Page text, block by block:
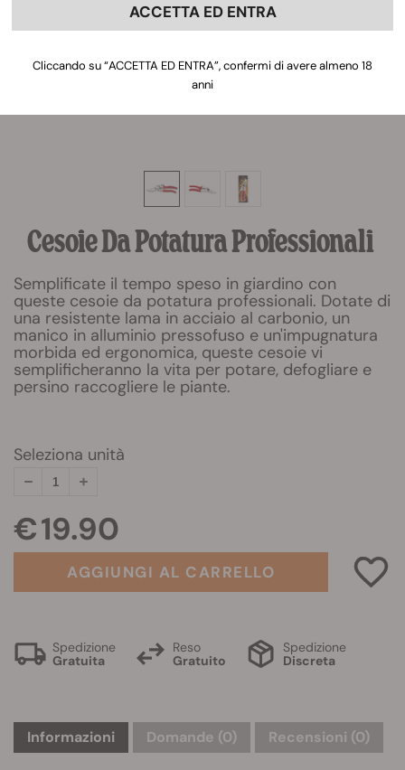
Cesoie Da Potatura Professionali
Semplificate il tempo speso in giardino con
queste cesoie da potatura professionali. Dotate di
una resistente lama in acciaio al carbonio, un
manico in alluminio pressofuso e un'impugnatura
morbida ed ergonomica, queste cesoie vi
semplificheranno la vita per potare, defogliare e
persino raccogliere le piante.
Seleziona unità
€ 19.90
AGGIUNGI AL CARRELLO
Spedizione
Gratuita
Reso
Gratuito
Spedizione
Discreta
Informazioni Domande (0) Recensioni (0)
ACCETTA ED ENTRA
Cliccando su “ACCETTA ED ENTRA”, confermi di avere almeno 18
anni